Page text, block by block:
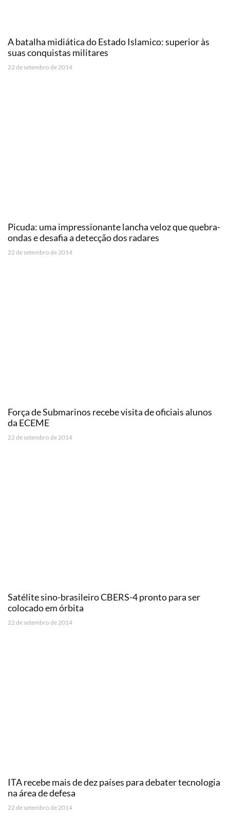
A batalha midiática do Estado Islamico: superior às
suas conquistas militares
22 de setembro de 2014
Picuda: uma impressionante lancha veloz que quebra-
ondas e desafia a detecção dos radares
22 de setembro de 2014
Força de Submarinos recebe visita de oficiais alunos
da ECEME
22 de setembro de 2014
Satélite sino-brasileiro CBERS-4 pronto para ser
colocado em órbita
22 de setembro de 2014
ITA recebe mais de dez países para debater tecnologia
na área de defesa
22 de setembro de 2014